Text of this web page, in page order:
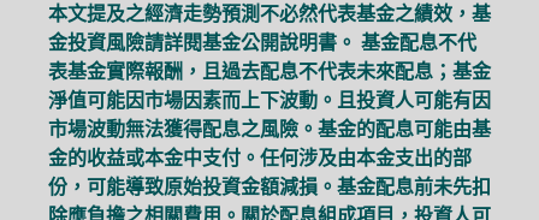
本文提及之經濟走勢預測不必然代表基金之績效，基
金投資風險請詳閱基金公開說明書。 基金配息不代
表基金實際報酬，且過去配息不代表未來配息；基金
淨值可能因市場因素而上下波動。且投資人可能有因
市場波動無法獲得配息之風險。基金的配息可能由基
金的收益或本金中支付。任何涉及由本金支出的部
份，可能導致原始投資金額減損。基金配息前未先扣
除應負擔之相關費用。關於配息組成項目，投資人可